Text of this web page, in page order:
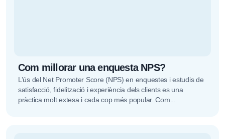
Com millorar una enquesta NPS?
L’ús del Net Promoter Score (NPS) en enquestes i estudis de
satisfacció, fidelització i experiència dels clients es una
pràctica molt extesa i cada cop més popular. Com...